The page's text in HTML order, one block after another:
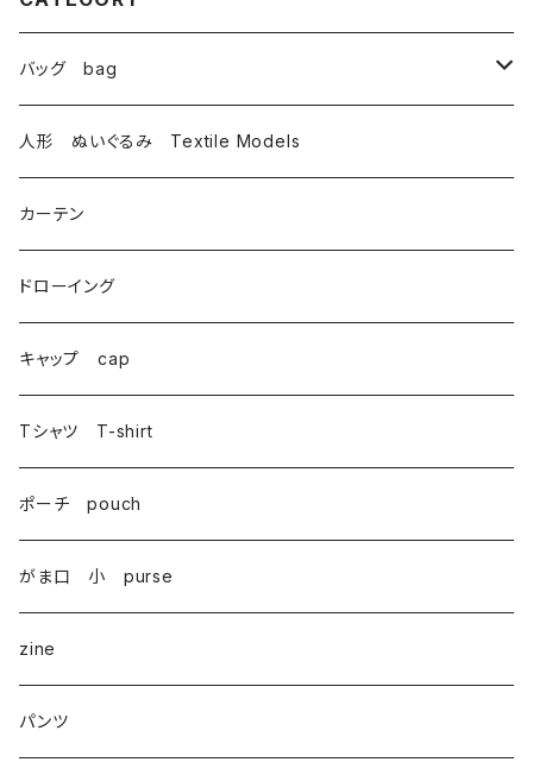
バッグ bag
トートバッグ totebag
サコッシュ Sacoche
がま口 大 mini bag
巾着 Drawstring
人形 ぬいぐるみ Textile Models
カーテン
ドローイング
キャップ cap
Tシャツ T-shirt
ポーチ pouch
がま口 小 purse
zine
パンツ